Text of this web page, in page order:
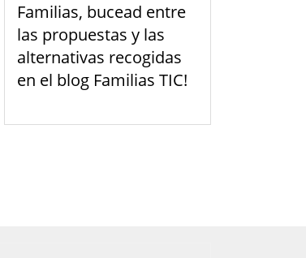
Familias, bucead entre
las propuestas y las
alternativas recogidas
en el blog Familias TIC!